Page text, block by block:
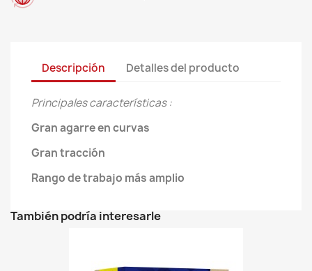
Descripción Detalles del producto
Principales características :
Gran agarre en curvas
Gran tracción
Rango de trabajo más amplio
También podría interesarle